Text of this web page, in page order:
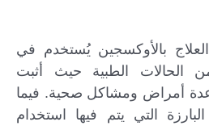
العلاج بالأوكسجين يُستخدم في
الحالات الطبية حيث أثبت
عدة أمراض ومشاكل صحية. فيما
التي يتم فيها استخدام